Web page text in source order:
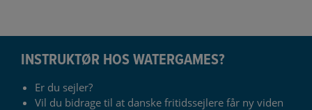
INSTRUKTØR HOS WATERGAMES?
Er du sejler?
Vil du bidrage til at danske fritidssejlere får ny viden